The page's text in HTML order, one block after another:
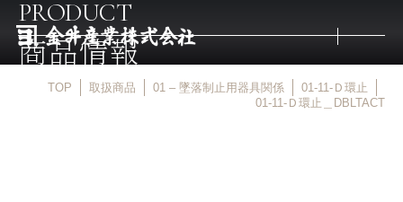
PRODUCT
商品情報
TOP 取扱商品 01 – 墜落制止用器具関係
01-11-Ｄ環止
01-11-Ｄ環止＿DBLTACT